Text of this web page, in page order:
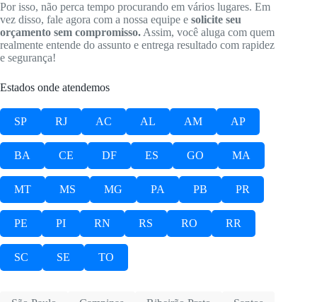
Por isso, não perca tempo procurando em vários lugares. Em
vez disso, fale agora com a nossa equipe e solicite seu
orçamento sem compromisso. Assim, você aluga com quem
realmente entende do assunto e entrega resultado com rapidez
e segurança!
Estados onde atendemos
SP RJ AC AL AM AP
BA CE DF ES GO MA
MT MS MG PA PB PR
PE PI RN RS RO RR
SC SE TO